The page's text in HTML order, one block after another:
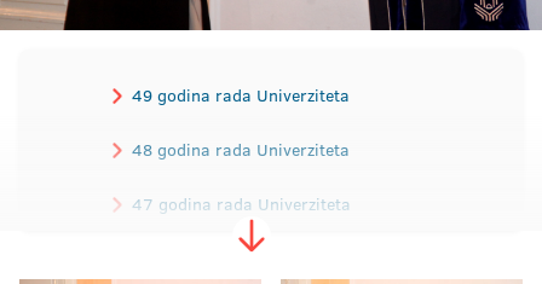
49 godina rada Univerziteta
48 godina rada Univerziteta
47 godina rada Univerziteta
46 godina rada Univerziteta